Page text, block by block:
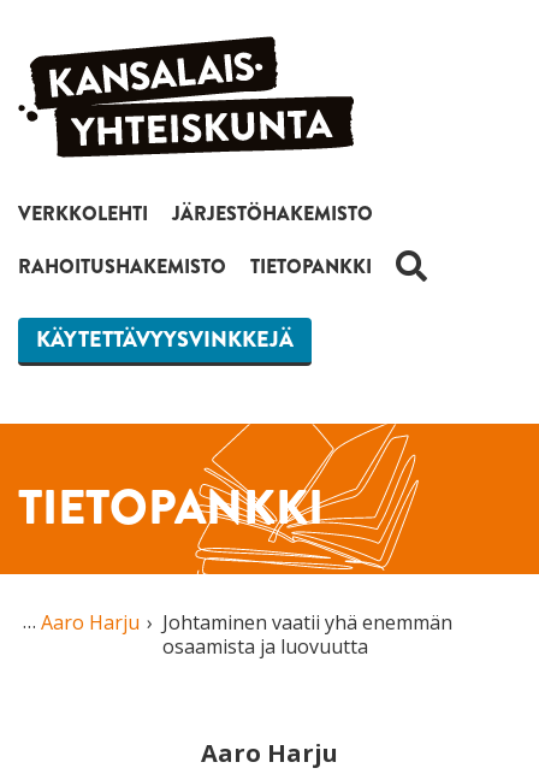
Siirry sisältöön
VERKKOLEHTI
JÄRJESTÖHAKEMISTO
RAHOITUSHAKEMISTO
TIETOPANKKI HAKU
KÄYTETTÄVYYSVINKKEJÄ
TIETOPANKKI
Aaro Harju
Johtaminen vaatii yhä enemmän
osaamista ja luovuutta
Aaro Harju